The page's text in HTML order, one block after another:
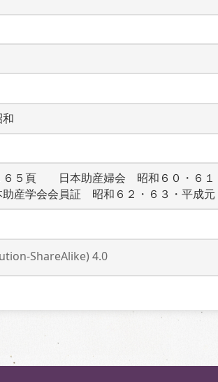
５頁　　日本助産婦会　昭和６０・６
産学会会員証　昭和６２・６３・平成
ShareAlike) 4.0